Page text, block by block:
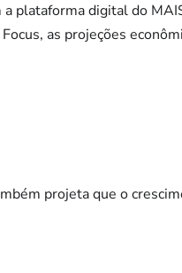
plataforma digital do
as projeções
projeta que o